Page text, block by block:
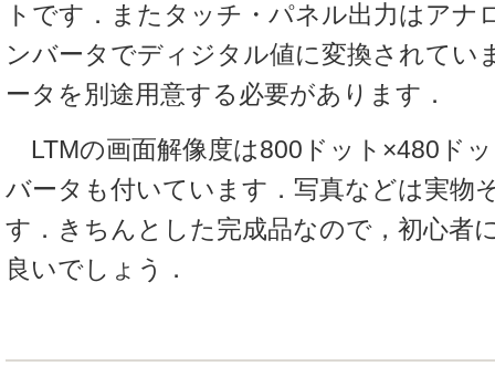
トです．またタッチ・パネル出力はアナ
ンバータでディジタル値に変換されてい
ータを別途用意する必要があります．
LTMの画面解像度は800ドット×480ド
バータも付いています．写真などは実物
す．きちんとした完成品なので，初心者
良いでしょう．